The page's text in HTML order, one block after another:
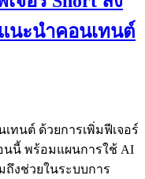
นะนำคอนเทนต์
ทนต์ ด้วยการเพิ่มฟีเจอร์
อนนี้ พร้อมแผนการใช้ AI
ถึงช่วยในระบบการ